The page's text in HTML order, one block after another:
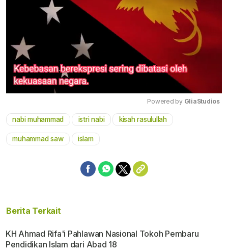
Powered by GliaStudios
nabi muhammad istri nabi kisah rasulullah
muhammad saw islam
Berita Terkait
KH Ahmad Rifa'i Pahlawan Nasional Tokoh Pembaru
Pendidikan Islam dari Abad 18